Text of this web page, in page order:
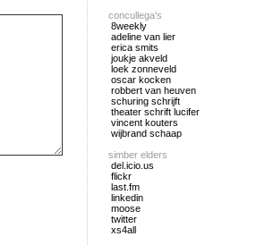
concullega's
8weekly
adeline van lier
erica smits
joukje akveld
loek zonneveld
oscar kocken
robbert van heuven
schuring schrijft
theater schrift lucifer
vincent kouters
wijbrand schaap
simber elders
del.icio.us
flickr
last.fm
linkedin
moose
twitter
xs4all